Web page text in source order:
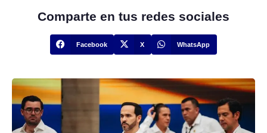
Comparte en tus redes sociales
Facebook X WhatsApp